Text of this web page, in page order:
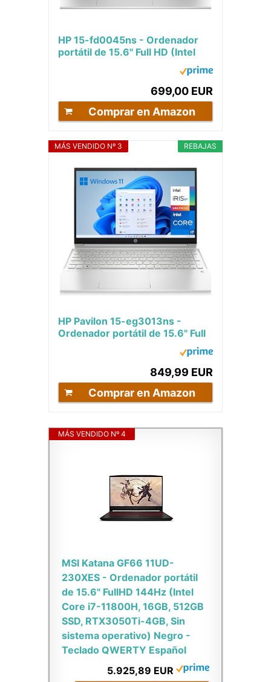
HP 15-fd0045ns - Ordenador
portátil de 15.6" Full HD (Intel
699,00 EUR
Comprar en Amazon
REBAJAS
MÁS VENDIDO Nº 3
HP Pavilon 15-eg3013ns -
Ordenador portátil de 15.6" Full
HD (Intel Core i7-1355U, 16GB
849,99 EUR
Comprar en Amazon
MÁS VENDIDO Nº 4
MSI Katana GF66 11UD-
230XES - Ordenador portátil
de 15.6" FullHD 144Hz (Intel
Core i7-11800H, 16GB, 512GB
SSD, RTX3050Ti-4GB, Sin
sistema operativo) Negro -
Teclado QWERTY Español
5.925,89 EUR